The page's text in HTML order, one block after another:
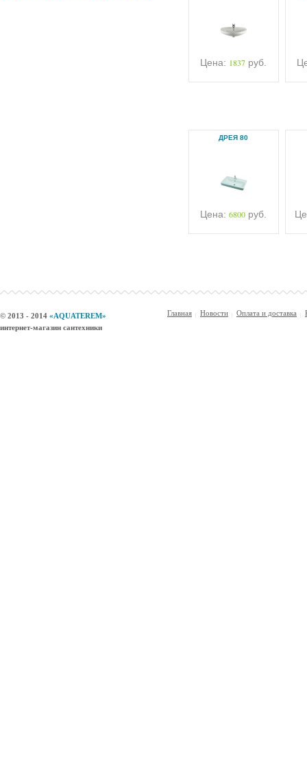
Цена: 1837 руб.
ДРЕЯ 80
Цена: 6800 руб.
© 2013 - 2014 «AQUATEREM»
интернет-магазин сантехники
Главная Новости Оплата и доставка